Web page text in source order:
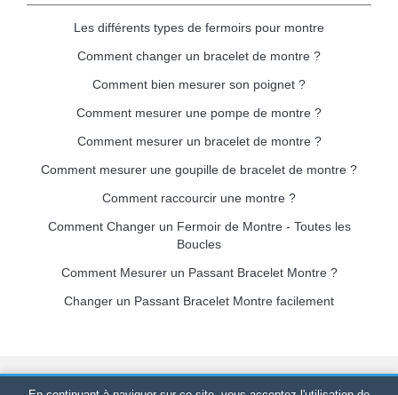
Les différents types de fermoirs pour montre
Comment changer un bracelet de montre ?
Comment bien mesurer son poignet ?
Comment mesurer une pompe de montre ?
Comment mesurer un bracelet de montre ?
Comment mesurer une goupille de bracelet de montre ?
Comment raccourcir une montre ?
Comment Changer un Fermoir de Montre - Toutes les
Boucles
Comment Mesurer un Passant Bracelet Montre ?
Changer un Passant Bracelet Montre facilement
Bracelet-de-montre.com© 2026Tous droits réservés-SIRET